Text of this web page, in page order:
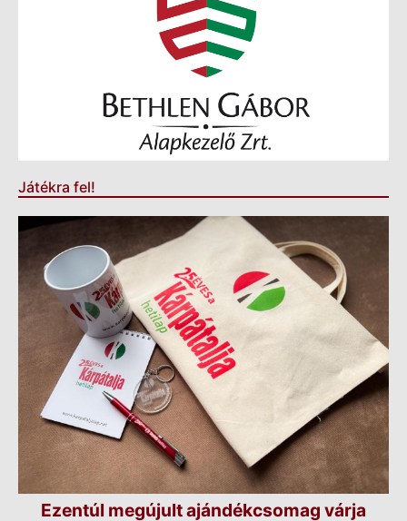
Játékra fel!
Ezentúl megújult ajándékcsomag várja